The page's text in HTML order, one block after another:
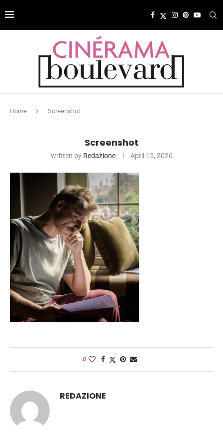
Home Screenshot
Screenshot
written by Redazione April 15, 2026
0
REDAZIONE